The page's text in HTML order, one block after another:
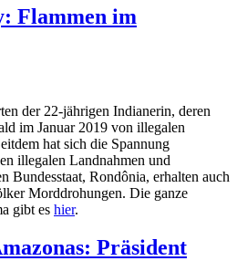
Flammen im
der 22-jährigen Indianerin, deren
im Januar 2019 von illegalen
hat sich die Spannung
illegalen Landnahmen und
Bundesstaat, Rondônia, erhalten auch
Morddrohungen. Die ganze
gibt es hier.
Präsident